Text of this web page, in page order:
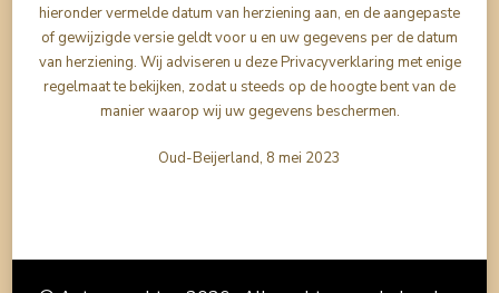
hieronder vermelde datum van herziening aan, en de aangepaste
of gewijzigde versie geldt voor u en uw gegevens per de datum
van herziening. Wij adviseren u deze Privacyverklaring met enige
regelmaat te bekijken, zodat u steeds op de hoogte bent van de
manier waarop wij uw gegevens beschermen.
Oud-Beijerland, 8 mei 2023